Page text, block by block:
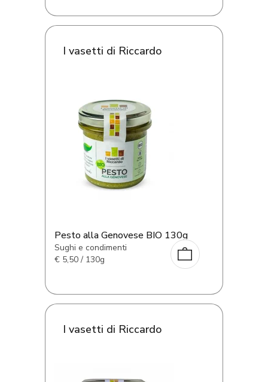
I vasetti di Riccardo
Pesto alla Genovese BIO 130g
Sughi e condimenti
€ 5,50 / 130g
I vasetti di Riccardo